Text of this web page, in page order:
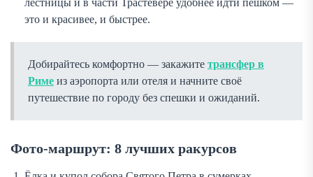
это и красивее, и быстрее.
Добирайтесь комфортно — закажите трансфер в
Риме из аэропорта или отеля и начните своё
путешествие по городу без спешки и ожиданий.
Фото-маршрут: 8 лучших ракурсов